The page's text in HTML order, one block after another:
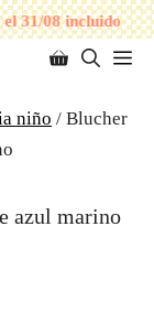
31/08 incluido
EUROS!
niño / Blucher
azul marino